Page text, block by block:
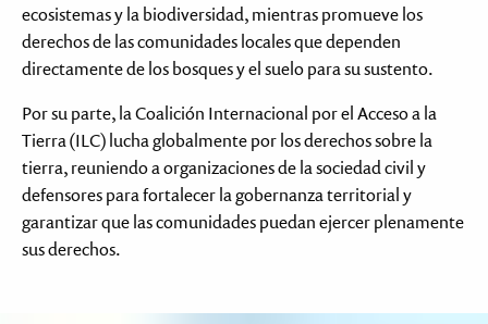
ecosistemas y la biodiversidad, mientras promueve los
derechos de las comunidades locales que dependen
directamente de los bosques y el suelo para su sustento.
Por su parte, la Coalición Internacional por el Acceso a la
Tierra (ILC) lucha globalmente por los derechos sobre la
tierra, reuniendo a organizaciones de la sociedad civil y
defensores para fortalecer la gobernanza territorial y
garantizar que las comunidades puedan ejercer plenamente
sus derechos.